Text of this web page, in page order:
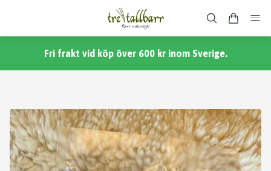
Fri frakt vid köp över 600 kr inom Sverige.